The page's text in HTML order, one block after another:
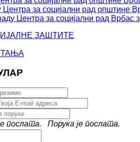
Центра за социјални рад општине
Центра за социјални рад Врбас
ЗАШТИТЕ
послата.
Порука је послата.